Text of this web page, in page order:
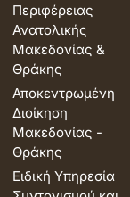
Περιφέρειας
Ανατολικής
Μακεδονίας &
Θράκης
Αποκεντρωμένη
Διοίκηση
Μακεδονίας -
Θράκης
Ειδική Υπηρεσία